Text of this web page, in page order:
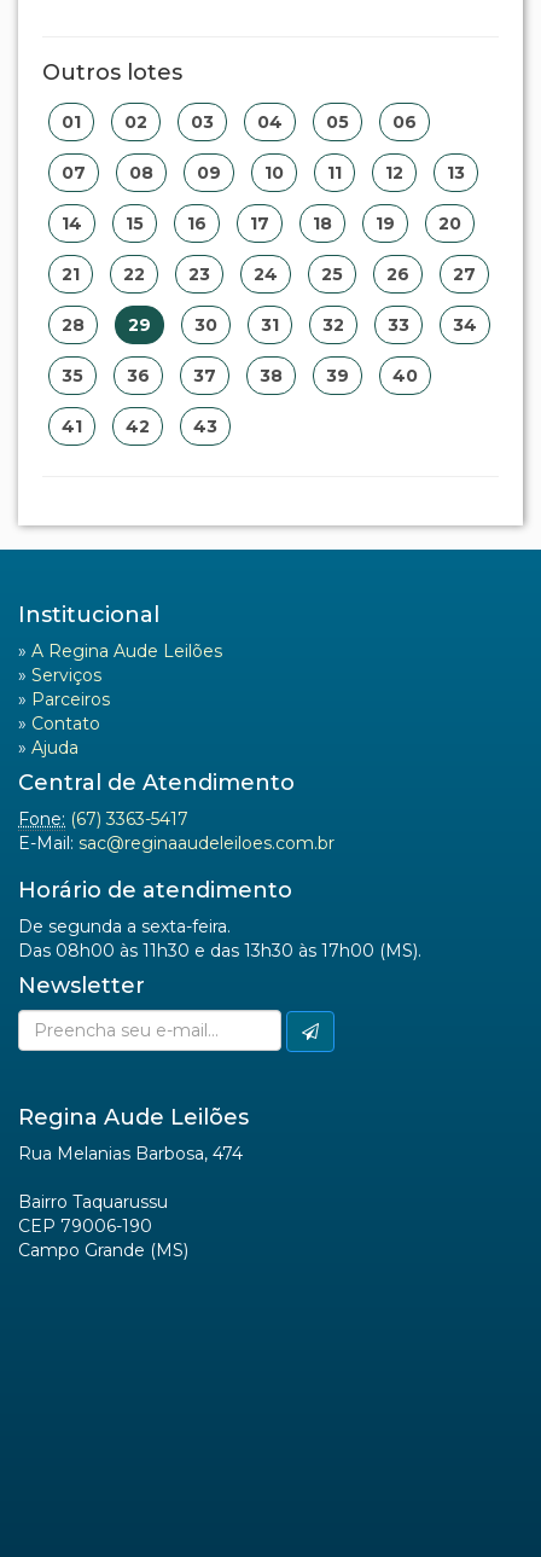
Outros lotes
01 02 03 04 05 06
07 08 09 10 11 12 13
14 15 16 17 18 19 20
21 22 23 24 25 26 27
28 29 30 31 32 33 34
35 36 37 38 39 40
41 42 43
Institucional
» A Regina Aude Leilões
» Serviços
» Parceiros
» Contato
» Ajuda
Central de Atendimento
Fone: (67) 3363-5417
E-Mail: sac@reginaaudeleiloes.com.br
Horário de atendimento
De segunda a sexta-feira.
Das 08h00 às 11h30 e das 13h30 às 17h00 (MS).
Newsletter
Regina Aude Leilões
Rua Melanias Barbosa, 474
Bairro Taquarussu
CEP 79006-190
Campo Grande (MS)